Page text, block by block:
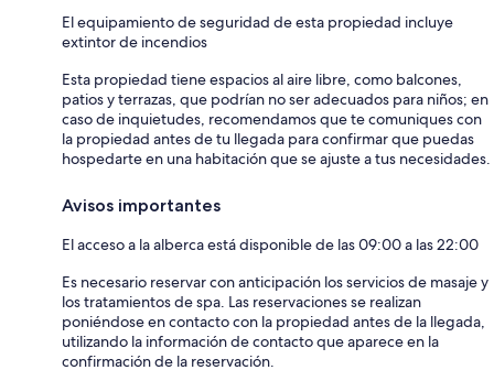
El equipamiento de seguridad de esta propiedad incluye
extintor de incendios
Esta propiedad tiene espacios al aire libre, como balcones,
patios y terrazas, que podrían no ser adecuados para niños; en
caso de inquietudes, recomendamos que te comuniques con
la propiedad antes de tu llegada para confirmar que puedas
hospedarte en una habitación que se ajuste a tus necesidades.
Avisos importantes
El acceso a la alberca está disponible de las 09:00 a las 22:00
Es necesario reservar con anticipación los servicios de masaje y
los tratamientos de spa. Las reservaciones se realizan
poniéndose en contacto con la propiedad antes de la llegada,
utilizando la información de contacto que aparece en la
confirmación de la reservación.